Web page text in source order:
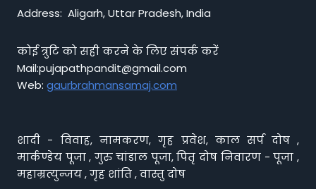
Address: Aligarh, Uttar Pradesh, India
कोई त्रुटि को सही करने के लिए संपर्क करें
Mail:pujapathpandit@gmail.com
Web: gaurbrahmansamaj.com
शादी - विवाह, नामकरण, गृह प्रवेश, काल सर्प दोष ,
मार्कण्डेय पूजा , गुरु चांडाल पूजा, पितृ दोष निवारण - पूजा ,
महाम्रत्युन्जय , गृह शांति , वास्तु दोष